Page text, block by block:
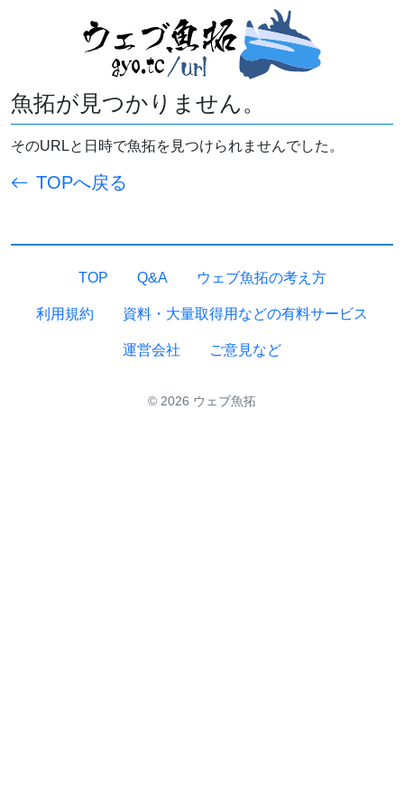
魚拓が見つかりません。
そのURLと日時で魚拓を見つけられませんでした。
TOPへ戻る
TOP Q&A ウェブ魚拓の考え方
利用規約 資料・大量取得用などの有料サービス
運営会社 ご意見など
© 2026 ウェブ魚拓